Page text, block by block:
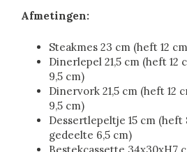
Afmetingen:
Steakmes 23 cm (heft 12
Dinerlepel 21,5 cm (heft 12
9,5 cm)
Dinervork 21,5 cm (heft 12
9,5 cm)
Dessertlepeltje 15 cm (heft
gedeelte 6,5 cm)